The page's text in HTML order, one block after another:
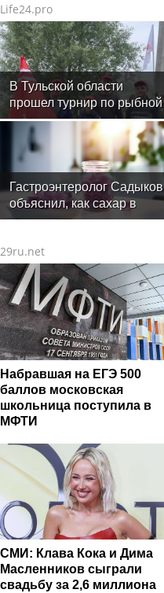
Life24.pro
В Тульской области
прошел турнир по рыбной
ловле среди команд
железнодорожников
Гастроэнтеролог Садыков
объяснил, как сахар в
рационе ускоряет
29ru.net
Набравшая на ЕГЭ 500
баллов московская
школьница поступила в
МФТИ
СМИ: Клава Кока и Дима
Масленников сыграли
свадьбу за 2,6 миллиона